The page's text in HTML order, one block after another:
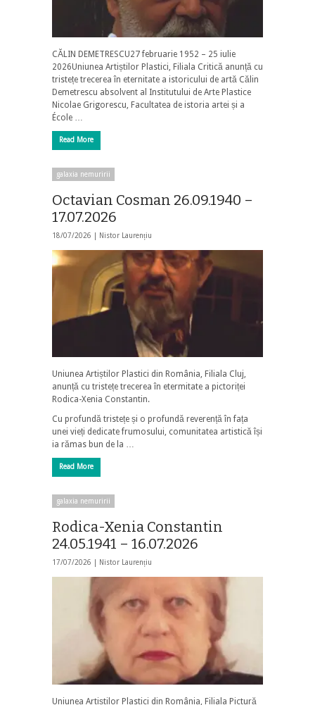
CĂLIN DEMETRESCU27 februarie 1952 – 25 iulie
2026Uniunea Artiștilor Plastici, Filiala Critică anunță cu
tristețe trecerea în eternitate a istoricului de artă Călin
Demetrescu absolvent al Institutului de Arte Plastice
Nicolae Grigorescu, Facultatea de istoria artei și a
École …
Read More
galaxia nemuririi
Octavian Cosman 26.09.1940 –
17.07.2026
18/07/2026 | Nistor Laurențiu
Uniunea Artiștilor Plastici din România, Filiala Cluj,
anunță cu tristețe trecerea în etermitate a pictoriței
Rodica-Xenia Constantin.
Cu profundă tristețe și o profundă reverență în fața
unei vieți dedicate frumosului, comunitatea artistică își
ia rămas bun de la …
Read More
galaxia nemuririi
Rodica-Xenia Constantin
24.05.1941 – 16.07.2026
17/07/2026 | Nistor Laurențiu
Uniunea Artiștilor Plastici din România, Filiala Pictură